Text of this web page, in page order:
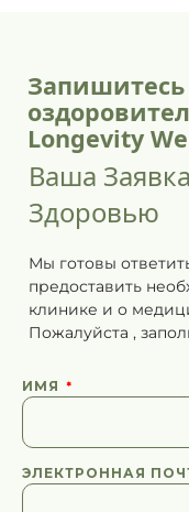
Longevity
Ваша
Здоровью
Мы готовы
предоставить
клинике и о
Пожалуйста ,
ИМЯ
ЭЛЕКТРОННАЯ